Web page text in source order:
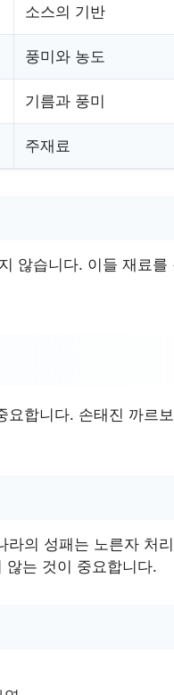
소스의 기반
풍미와 농도
기름과 풍미
주재료
않습니다. 이들 재료를
합니다. 손태진 까르
의 성패는 노른자 처
않는 것이 중요합니다.